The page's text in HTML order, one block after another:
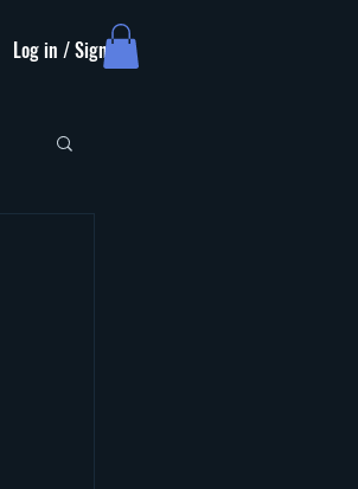
Log in / Sign up